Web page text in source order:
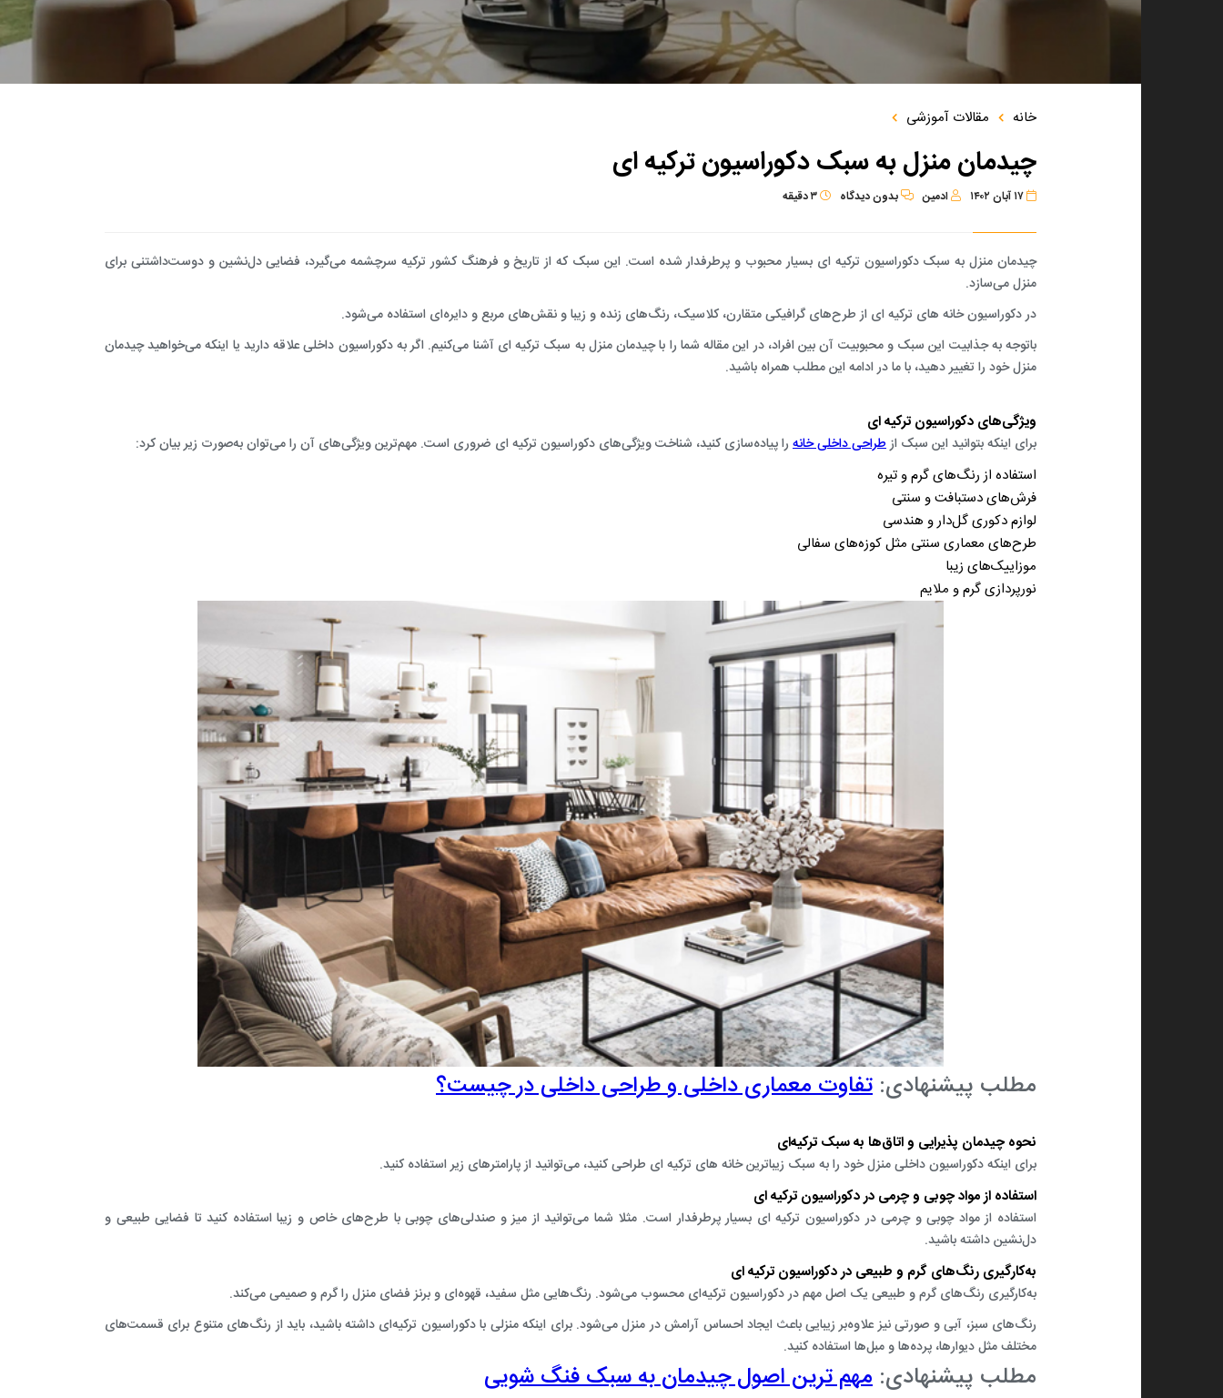
طراحی معماری ویلا
طراحی دکوراسیون دفتر کار
طراحی معماری داخلی سالن زیبایی
طراحی معماری محوطه‌سازی
طراﺣﯽ روف ﮔﺎردن
طراﺣﯽ ﻣﻌﻣﺎری داﺧﻠﯽ مطب
طراحی معماری داخلی آشپزخانه
طراحی معماری داخلی خانه
ساخت و اجرای معماری محوطه سازی
ساخت و اجرای معماری داخلی شوروم
ساخت و اجرای معماری داخلی مغازه
ساخت و اجرای معماری داخلی مطب
ساخت و اجرای معماری داخلی رستوران
ساخت و اجرای معماری داخلی آشپزخانه
ساخت و اجرای معماری داخلی پنت هاوس
ساخت و اجرای معماری داخلی
طراحی و اجرای دکوراسیون
خانه مقالات آموزشی
چیدمان منزل به سبک دکوراسیون ترکیه ای
۱۷ آبان ۱۴۰۲ ادمین بدوندیدگاه ۳دقیقه
چیدمان منزل به سبک دکوراسیون ترکیه ای بسیار محبوب و پرطرفدار شده است. این سبک که از تاریخ و فرهنگ کشور ترکیه سرچشمه می‌گیرد، فضایی دل‌نشین و دوست‌داشتنی برای
منزل می‌‌سازد.
در دکوراسیون خانه های ترکیه ای از طرح‌های گرافیکی متقارن، کلاسیک، رنگ‌های زنده و زیبا و نقش‌های مربع و دایره‌ای استفاده می‌شود.
باتوجه به جذابیت این سبک و محبوبیت آن بین افراد، در این مقاله شما را با چیدمان منزل به سبک ترکیه ای آشنا می‌کنیم. اگر به دکوراسیون داخلی علاقه دارید یا اینکه می‌خواهید چیدمان
منزل خود را تغییر دهید، با ما در ادامه این مطلب همراه باشید.
ویژگی‌های دکوراسیون ترکیه ‌ای
برای اینکه بتوانید این سبک ازطراحی داخلی خانه را پیاده‌سازی کنید، شناخت ویژگی‌های دکوراسیون ترکیه ‌ای ضروری است. مهم‌ترین ویژگی‌های آن را می‌توان به‌صورت زیر بیان کرد:
استفاده از رنگ‌های گرم و تیره
فرش‌های دستبافت و سنتی
لوازم دکوری گل‌دار و هندسی
طرح‌های معماری سنتی مثل کوزه‌های سفالی
موزاییک‌های زیبا
نورپردازی گرم و ملایم
مطلب پیشنهادی: تفاوت معماری داخلی و طراحی داخلی در چیست؟
نحوه چیدمان پذیرایی و اتاق‌ها به سبک ترکیه‌ای
برای اینکه دکوراسیون داخلی منزل خود را به ‌سبک زیباترین خانه های ترکیه ای طراحی کنید، می‌‌توانید از پارامترهای زیر استفاده کنید.
استفاده از مواد چوبی و چرمی در دکوراسیون ترکیه ‌ای
استفاده از مواد چوبی و چرمی در دکوراسیون ترکیه ‌ای بسیار پرطرفدار است. مثلا شما می‌توانید از میز و صندلی‌های چوبی با طرح‌های خاص و زیبا استفاده کنید تا فضایی طبیعی و
دل‌نشین داشته باشید.
به‌کارگیری رنگ‌های گرم و طبیعی در دکوراسیون ترکیه ‌ای
به‌کارگیری رنگ‌های گرم و طبیعی یک اصل مهم در دکوراسیون ترکیه‌ای محسوب می‌شود. رنگ‌هایی مثل سفید، قهوه‌ای‌ و برنز فضای منزل را گرم و صمیمی می‌کند.
رنگ‌های سبز، آبی و صورتی نیز علاوه‌بر زیبایی باعث ایجاد احساس آرامش در منزل می‌شود. برای اینکه منزلی با دکوراسیون ترکیه‌ای داشته باشید، باید از رنگ‌های متنوع برای قسمت‌های
مختلف مثل دیوارها، پرده‌ها و مبل‌ها استفاده کنید.
مطلب پیشنهادی: مهم ترین اصول چیدمان به سبک فنگ شویی